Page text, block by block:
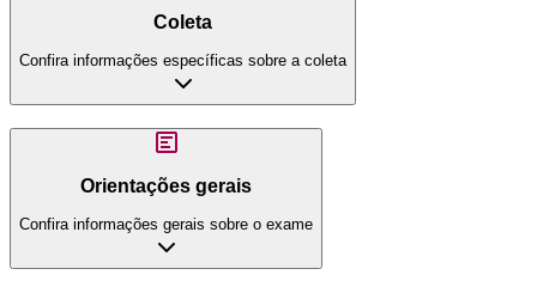
Coleta
Confira informações específicas sobre a coleta
Orientações gerais
Confira informações gerais sobre o exame